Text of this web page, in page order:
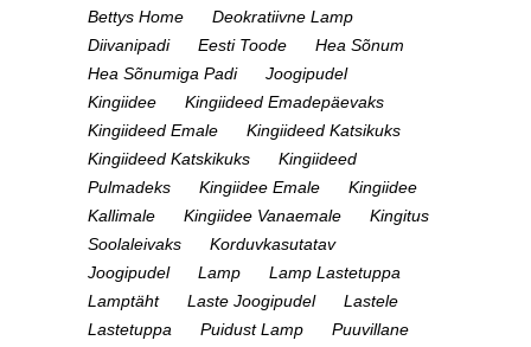
Bettys Home
Deokratiivne Lamp
Diivanipadi
Eesti Toode
Hea Sõnum
Hea Sõnumiga Padi
Joogipudel
Kingiidee
Kingiideed Emadepäevaks
Kingiideed Emale
Kingiideed Katsikuks
Kingiideed Katskikuks
Kingiideed
Pulmadeks
Kingiidee Emale
Kingiidee
Kallimale
Kingiidee Vanaemale
Kingitus
Soolaleivaks
Korduvkasutatav
Joogipudel
Lamp
Lamp Lastetuppa
Lamptäht
Laste Joogipudel
Lastele
Lastetuppa
Puidust Lamp
Puuvillane